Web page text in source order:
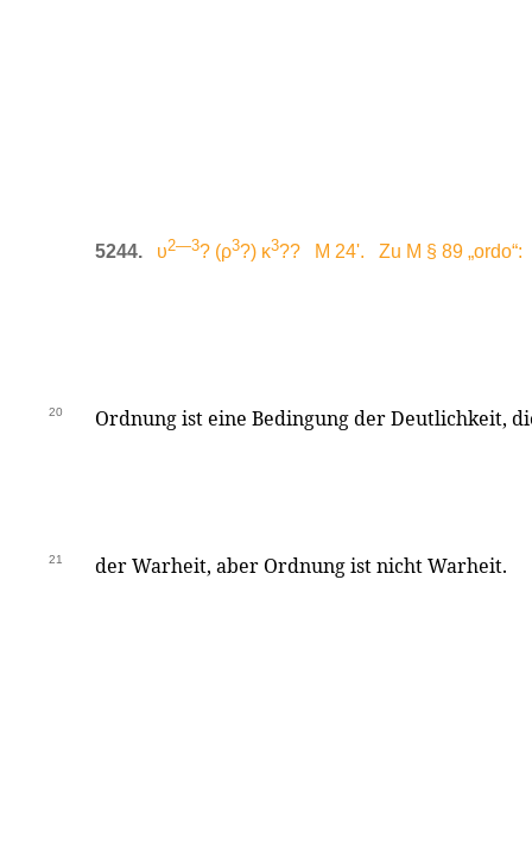
5244. υ2—3? (ρ3?) κ3?? M 24'. Zu M § 89 „ordo“:
20 Ordnung ist eine Bedingung der Deutlichkeit,
21 der Warheit, aber Ordnung ist nicht Warheit.